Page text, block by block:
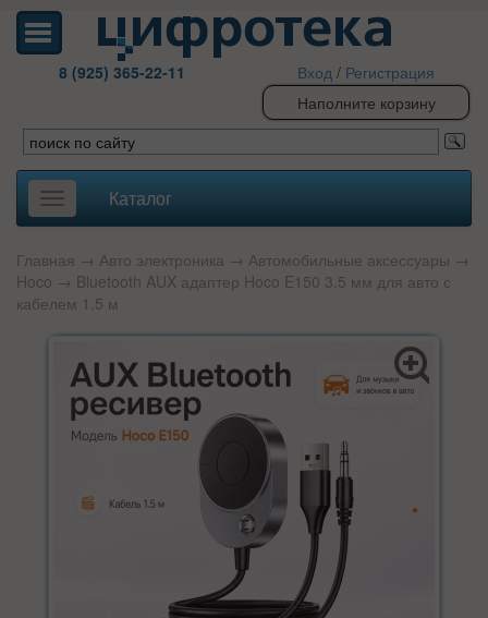
8 (925) 365-22-11 Вход / Регистрация
Наполните корзину
Toggle
navigation
Каталог
Главная → Авто электроника → Автомобильные аксессуары →
Hoco → Bluetooth AUX адаптер Hoco E150 3.5 мм для авто с
кабелем 1.5 м